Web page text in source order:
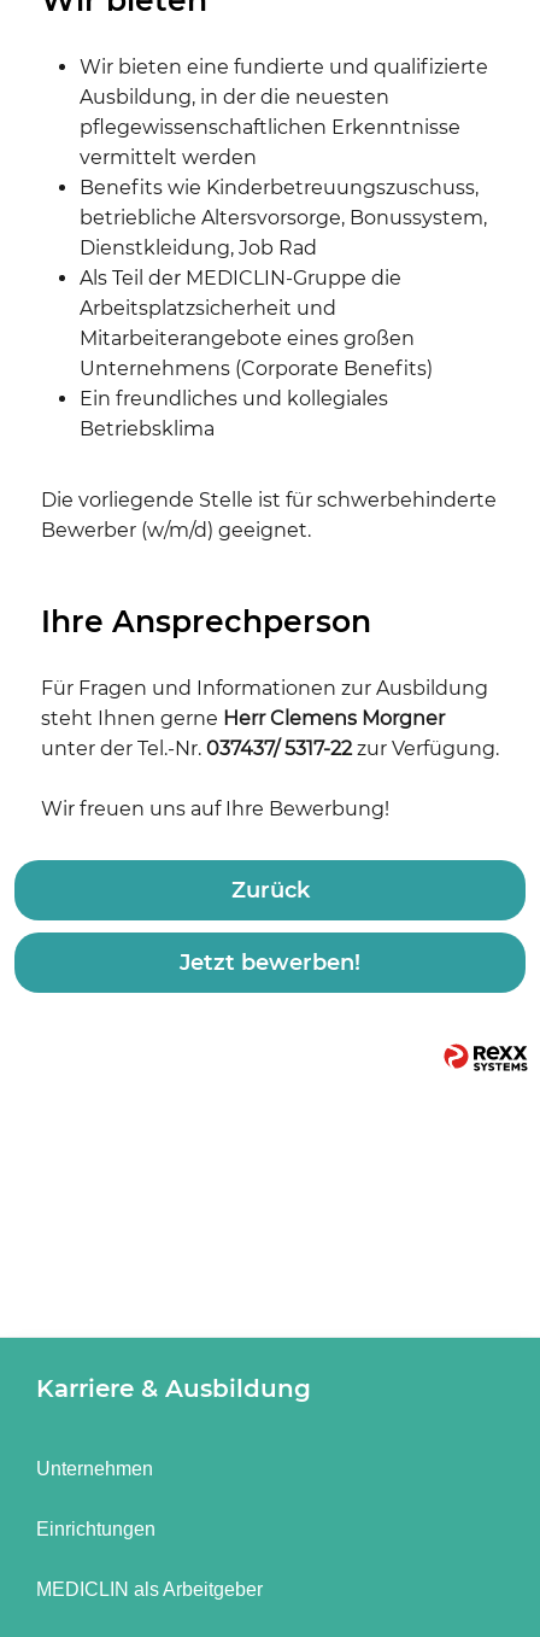
Wir bieten eine fundierte und qualifizierte
Ausbildung, in der die neuesten
pflegewissenschaftlichen Erkenntnisse
vermittelt werden
Benefits wie Kinderbetreuungszuschuss,
betriebliche Altersvorsorge, Bonussystem,
Dienstkleidung, Job Rad
Als Teil der MEDICLIN-Gruppe die
Arbeitsplatzsicherheit und
Mitarbeiterangebote eines großen
Unternehmens (Corporate Benefits)
Ein freundliches und kollegiales
Betriebsklima
Die vorliegende Stelle ist für schwerbehinderte
Bewerber (w/m/d) geeignet.
Ihre Ansprechperson
Für Fragen und Informationen zur Ausbildung
steht Ihnen gerne Herr Clemens Morgner
unter der Tel.-Nr. 037437/ 5317-22zur Verfügung.
Wir freuen uns auf Ihre Bewerbung!
Zurück
Jetzt bewerben!
Karriere & Ausbildung
Unternehmen
Einrichtungen
MEDICLIN als Arbeitgeber